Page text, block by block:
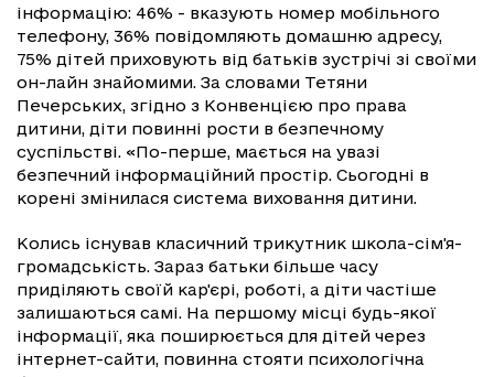
інформацію: 46% - вказують номер мобільного
телефону, 36% повідомляють домашню адресу,
75% дітей приховують від батьків зустрічі зі своїми
он-лайн знайомими. За словами Тетяни
Печерських, згідно з Конвенцією про права
дитини, діти повинні рости в безпечному
суспільстві. «По-перше, мається на увазі
безпечний інформаційний простір. Сьогодні в
корені змінилася система виховання дитини.
Колись існував класичний трикутник школа-сім'я-
громадськість. Зараз батьки більше часу
приділяють своїй кар'єрі, роботі, а діти частіше
залишаються самі. На першому місці будь-якої
інформації, яка поширюється для дітей через
інтернет-сайти, повинна стояти психологічна